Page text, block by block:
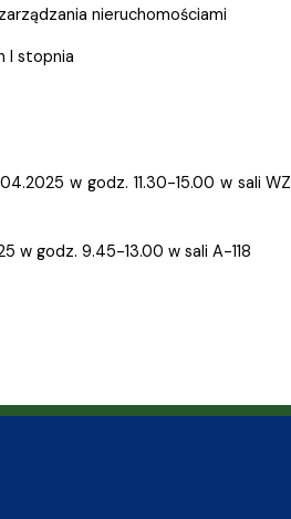
nieruchomościami
I stopnia
w godz. 11.30-15.00 w sali
w godz. 9.45-13.00 w sali A-118